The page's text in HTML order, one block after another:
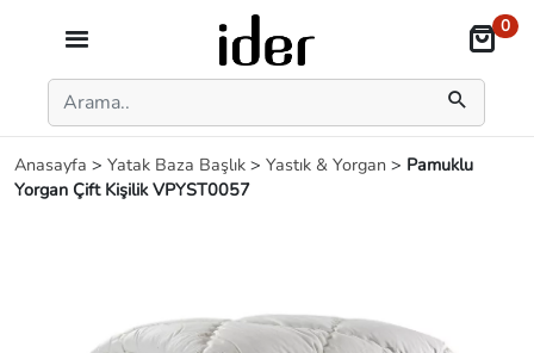
0
Anasayfa > Yatak Baza Başlık > Yastık & Yorgan > Pamuklu
Yorgan Çift Kişilik VPYST0057